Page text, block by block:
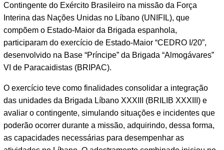
Contingente do Exército Brasileiro na missão da Força
Interina das Nações Unidas no Líbano (UNIFIL), que
compõem o Estado-Maior da Brigada espanhola,
participaram do exercício de Estado-Maior “CEDRO I/20”,
desenvolvido na Base “Príncipe” da Brigada “Almogávares”
VI de Paracaidistas (BRIPAC).
O exercício teve como finalidades consolidar a integração
das unidades da Brigada Líbano XXXIII (BRILIB XXXIII) e
avaliar o contingente, simulando situações e incidentes que
poderão ocorrer durante a missão, adquirindo, dessa forma,
as capacidades necessárias para desempenhar as